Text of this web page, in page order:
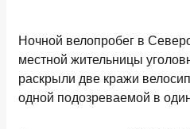
Ночной велопробег в
местной жительницы
раскрыли две кражи
одной подозреваемой в